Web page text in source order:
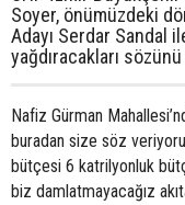
Soyer, önümüzdeki
Adayı Serdar Sandal
yağdıracakları
Nafiz Gürman
buradan size söz
bütçesi 6 katrilyonluk
biz damlatmayacağız